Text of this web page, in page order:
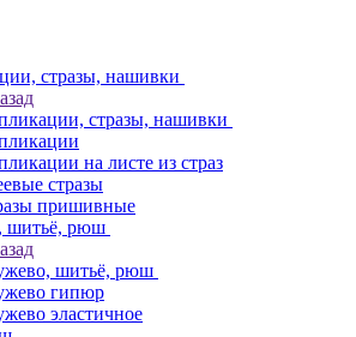
стразы, нашивки
стразы, нашивки
на листе из страз
стразы
пришивные
шитьё, рюш
шитьё, рюш
гипюр
эластичное